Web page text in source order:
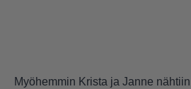
Myöhemmin Krista ja Janne